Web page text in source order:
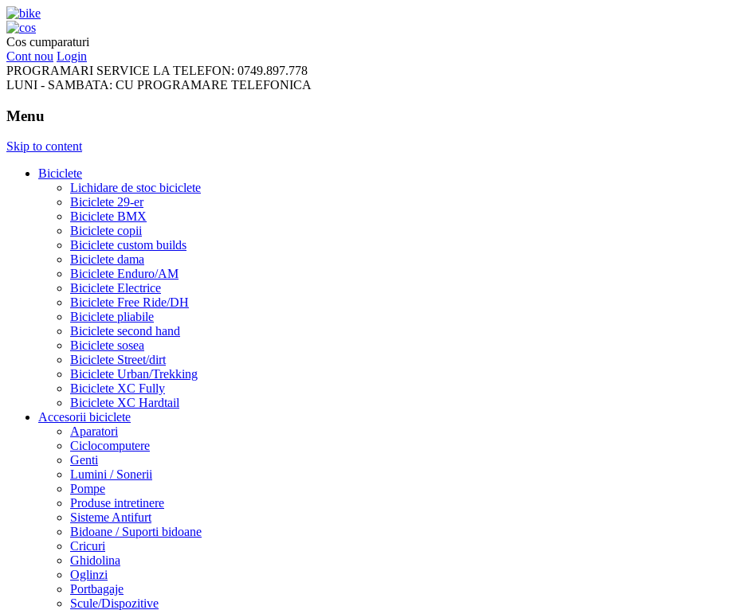
FreeRideBikes
Cos cumparaturi
Cont nou Login
PROGRAMARI SERVICE LA TELEFON: 0749.897.778
LUNI - SAMBATA: CU PROGRAMARE TELEFONICA
Menu
Skip to content
Biciclete
Lichidare de stoc biciclete
Biciclete 29-er
Biciclete BMX
Biciclete copii
Biciclete custom builds
Biciclete dama
Biciclete Enduro/AM
Biciclete Electrice
Biciclete Free Ride/DH
Biciclete pliabile
Biciclete second hand
Biciclete sosea
Biciclete Street/dirt
Biciclete Urban/Trekking
Biciclete XC Fully
Biciclete XC Hardtail
Accesorii biciclete
Aparatori
Ciclocomputere
Genti
Lumini / Sonerii
Pompe
Produse intretinere
Sisteme Antifurt
Bidoane / Suporti bidoane
Cricuri
Ghidolina
Oglinzi
Portbagaje
Scule/Dispozitive